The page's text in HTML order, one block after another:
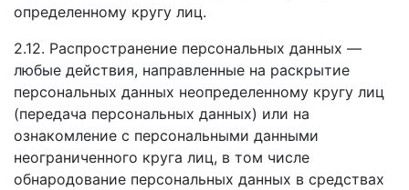
определенному кругу лиц.
2.12. Распространение персональных данных —
любые действия, направленные на раскрытие
персональных данных неопределенному кругу лиц
(передача персональных данных) или на
ознакомление с персональными данными
неограниченного круга лиц, в том числе
обнародование персональных данных в средствах